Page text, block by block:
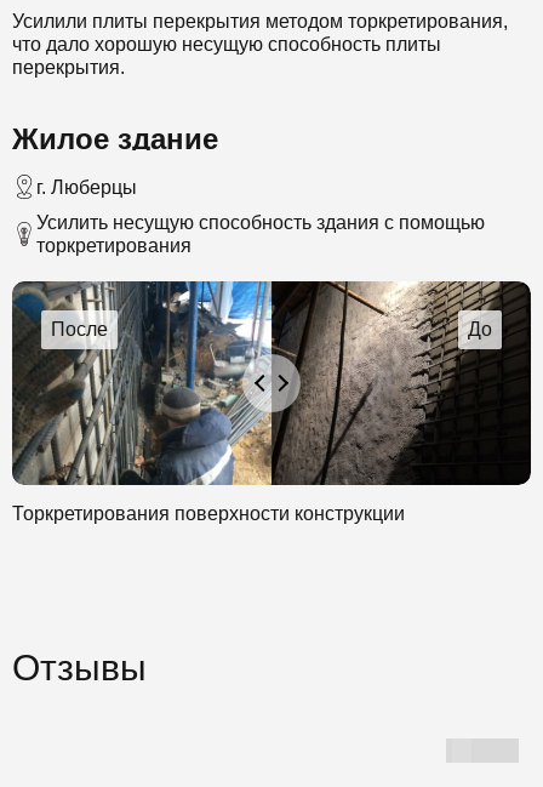
Усилили плиты перекрытия методом торкретирования,
что дало хорошую несущую способность плиты
перекрытия.
Жилое здание
г. Люберцы
Усилить несущую способность здания с помощью
торкретирования
Торкретирования поверхности конструкции
Отзывы